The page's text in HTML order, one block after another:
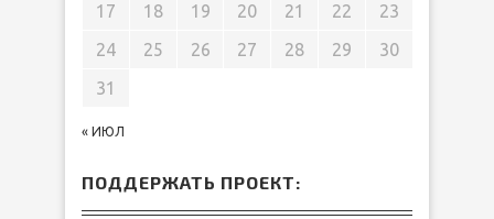
« ИЮЛ
17
18 19 20 21 22
23
24
25 26 27 28 29
30
31
ПОДДЕРЖАТЬ ПРОЕКТ: